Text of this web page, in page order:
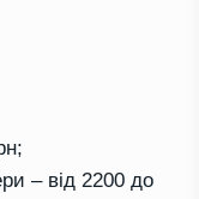
– від 2200 до